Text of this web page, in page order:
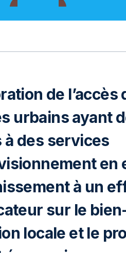
de l’accès
urbains ayant
à des services
en
à un
sur le
locale et le